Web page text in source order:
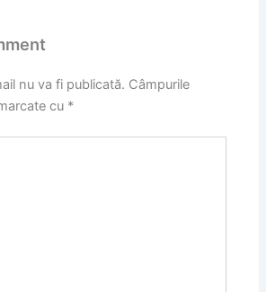
nu va fi publicată. Câmpurile
cu *